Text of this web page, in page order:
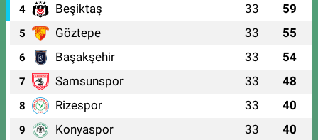
4 Beşiktaş 33 59
5 Göztepe 33 55
6 Başakşehir 33 54
7 Samsunspor 33 48
8 Rizespor 33 40
9 Konyaspor 33 40